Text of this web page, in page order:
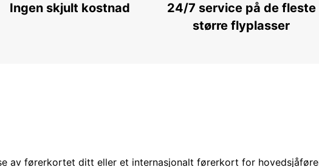
Ingen skjult kostnad
24/7 service på de fleste
større flyplasser
av førerkortet ditt eller et internasjonalt førerkort for